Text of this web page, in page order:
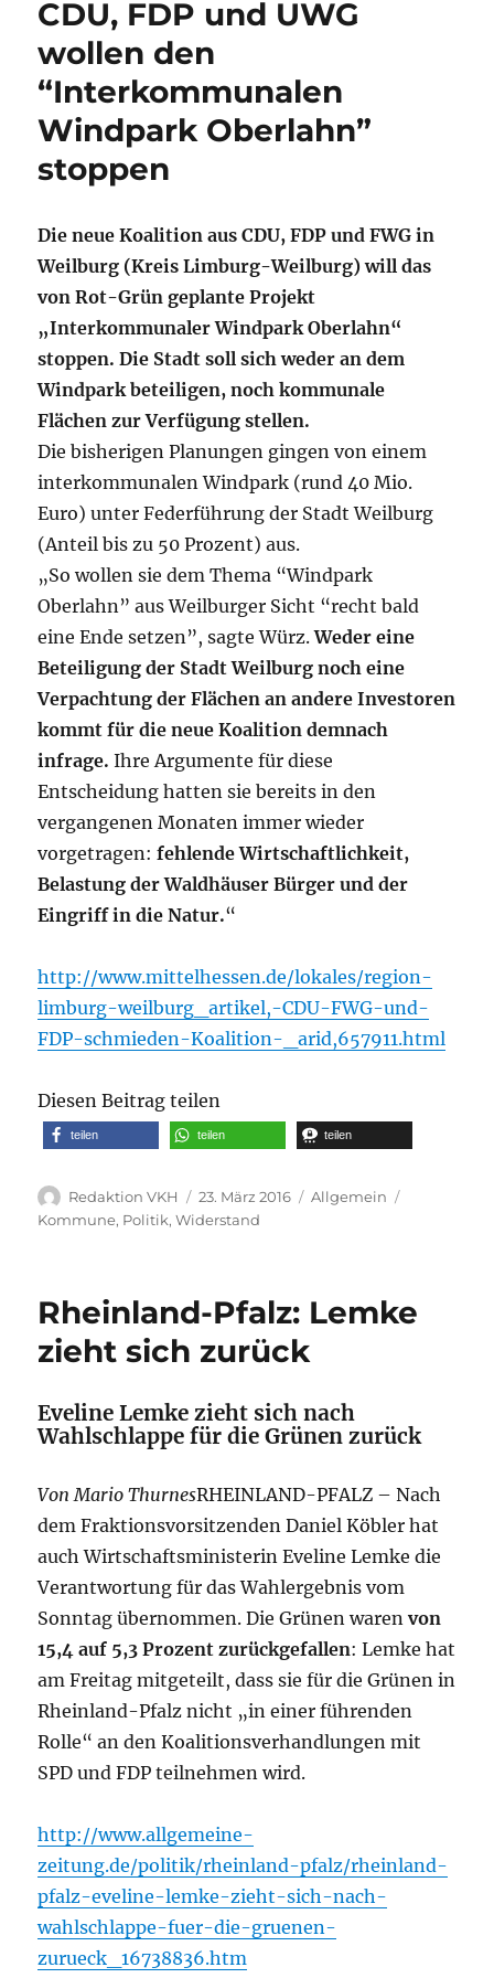
CDU, FDP und UWG
wollen den
“Interkommunalen
Windpark Oberlahn”
stoppen
Die neue Koalition aus CDU, FDP und FWG in
Weilburg (Kreis Limburg-Weilburg) will das
von Rot-Grün geplante Projekt
„Interkommunaler Windpark Oberlahn“
stoppen. Die Stadt soll sich weder an dem
Windpark beteiligen, noch kommunale
Flächen zur Verfügung stellen.
Die bisherigen Planungen gingen von einem
interkommunalen Windpark (rund 40 Mio.
Euro) unter Federführung der Stadt Weilburg
(Anteil bis zu 50 Prozent) aus.
„So wollen sie dem Thema “Windpark
Oberlahn” aus Weilburger Sicht “recht bald
eine Ende setzen”, sagte Würz.Weder eine
Beteiligung der Stadt Weilburg noch eine
Verpachtung der Flächen an andere Investoren
kommt für die neue Koalition demnach
infrage. Ihre Argumente für diese
Entscheidung hatten sie bereits in den
vergangenen Monaten immer wieder
vorgetragen:fehlende Wirtschaftlichkeit,
Belastung der Waldhäuser Bürger und der
Eingriff in die Natur.“
http://www.mittelhessen.de/lokales/region-
limburg-weilburg_artikel,-CDU-FWG-und-
FDP-schmieden-Koalition-_arid,657911.html
Diesen Beitrag teilen
teilen teilen teilen
Autor
Redaktion VKH
Veröffentlicht
am
23. März 2016 Kategorien
Allgemein
Kommune, Politik,Widerstand
Rheinland-Pfalz: Lemke
zieht sich zurück
Eveline Lemke zieht sich nach
Wahlschlappe für die Grünen zurück
Von Mario ThurnesRHEINLAND-PFALZ – Nach
dem Fraktionsvorsitzenden Daniel Köbler hat
auch Wirtschaftsministerin Eveline Lemke die
Verantwortung für das Wahlergebnis vom
Sonntag übernommen. Die Grünen warenvon
15,4 auf 5,3 Prozent zurückgefallen: Lemke hat
am Freitag mitgeteilt, dass sie für die Grünen in
Rheinland-Pfalz nicht „in einer führenden
Rolle“ an den Koalitionsverhandlungen mit
SPD und FDP teilnehmen wird.
http://www.allgemeine-
zeitung.de/politik/rheinland-pfalz/rheinland-
pfalz-eveline-lemke-zieht-sich-nach-
wahlschlappe-fuer-die-gruenen-
zurueck_16738836.htm